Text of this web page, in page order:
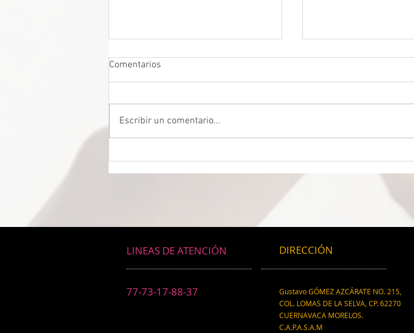
está envenenando con
partículas de plástico
microscópicas
Comentarios
Escribir un comentario...
LINEAS DE ATENCIÓN
77-73-17-88-37
DIRECCIÓN
Gustavo GÓMEZ AZCÁRATE NO. 215,
COL. LOMAS DE LA SELVA, CP. 62270
CUERNAVACA MORELOS.
C.A.P.A.S.A.M